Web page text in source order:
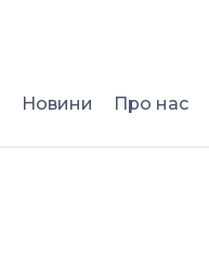
Новини Про нас